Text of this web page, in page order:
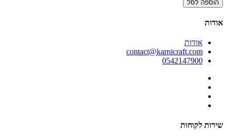
הוספה לסל
אודות
אודות
contact@karnicraft.com
0542147900
שירות לקוחות